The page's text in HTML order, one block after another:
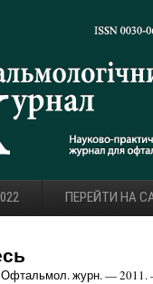
ПЕРЕЙТИ НА
журн. —